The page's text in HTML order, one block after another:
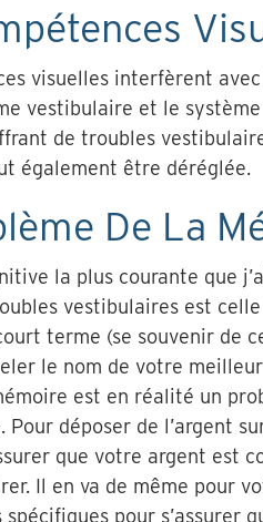
visuelles interfèrent
vestibulaire et le
de troubles
également être déréglée.
De La
la plus courante que
vestibulaires est
terme (se souvenir de
le nom de votre
est en réalité un
Pour déposer de l’argent
que votre argent est
Il en va de même pour
spécifiques pour s’assurer